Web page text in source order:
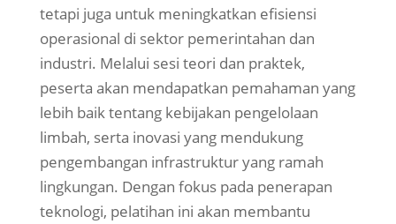
tetapi juga untuk meningkatkan efisiensi
operasional di sektor pemerintahan dan
industri. Melalui sesi teori dan praktek,
peserta akan mendapatkan pemahaman yang
lebih baik tentang kebijakan pengelolaan
limbah, serta inovasi yang mendukung
pengembangan infrastruktur yang ramah
lingkungan. Dengan fokus pada penerapan
teknologi, pelatihan ini akan membantu